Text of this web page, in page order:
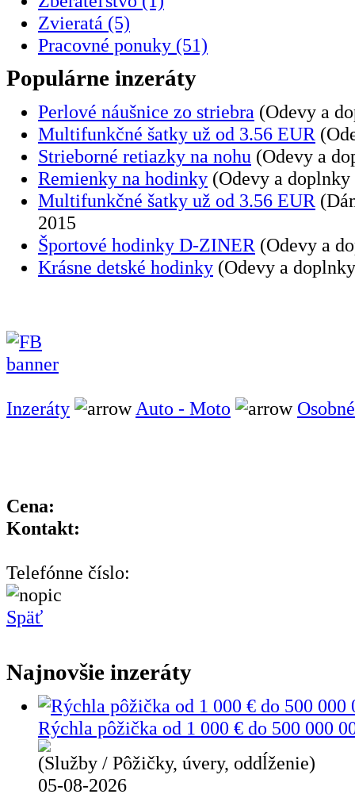
Zvieratá (5)
Pracovné ponuky (51)
Populárne inzeráty
Perlové náušnice zo striebra (Odevy a
Multifunkčné šatky už od 3.56 EUR
Strieborné retiazky na nohu (Odevy a
Remienky na hodinky (Odevy a
Multifunkčné šatky už od 3.56 EUR
2015
Športové hodinky D-ZINER (Odevy a
Krásne detské hodinky (Odevy a
Inzeráty Auto - Moto
Cena:
Kontakt:
Telefónne číslo:
Späť
Najnovšie inzeráty
Rýchla pôžička od 1 000 € do 500 000
(Služby / Pôžičky, úvery, oddĺženie)
05-08-2026